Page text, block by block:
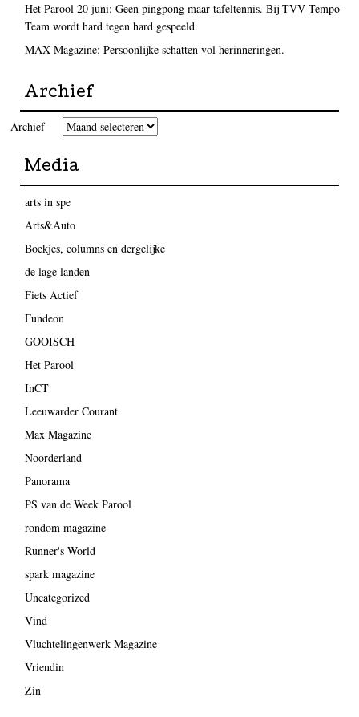
Het Parool 20 juni: Geen pingpong maar tafeltennis. Bij TVV Tempo-
Team wordt hard tegen hard gespeeld.
MAX Magazine: Persoonlijke schatten vol herinneringen.
Archief
Archief
Media
arts in spe
Arts&Auto
Boekjes, columns en dergelijke
de lage landen
Fiets Actief
Fundeon
GOOISCH
Het Parool
InCT
Leeuwarder Courant
Max Magazine
Noorderland
Panorama
PS van de Week Parool
rondom magazine
Runner's World
spark magazine
Uncategorized
Vind
Vluchtelingenwerk Magazine
Vriendin
Zin